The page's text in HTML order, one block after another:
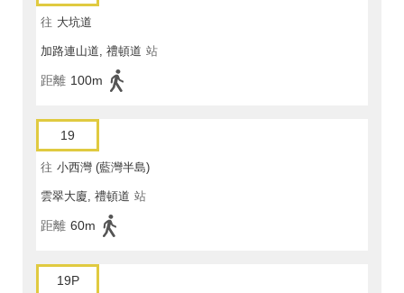
往 大坑道
加路連山道, 禮頓道 站
距離 100m
19
往 小西灣 (藍灣半島)
雲翠大廈, 禮頓道 站
距離 60m
19P